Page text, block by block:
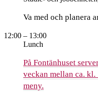
Va med och planera
12:00 – 13:00
Lunch
På Fontänhuset
veckan mellan ca. kl.
meny.